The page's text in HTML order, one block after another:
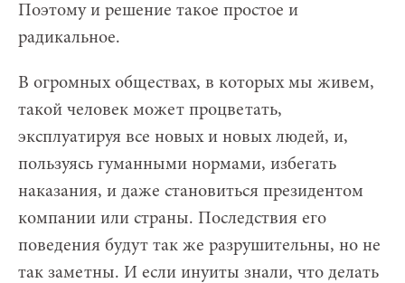
Поэтому и решение такое простое и
радикальное.
В огромных обществах, в которых мы живем,
такой человек может процветать,
эксплуатируя все новых и новых людей, и,
пользуясь гуманными нормами, избегать
наказания, и даже становиться президентом
компании или страны. Последствия его
поведения будут так же разрушительны, но не
так заметны. И если инуиты знали, что делать